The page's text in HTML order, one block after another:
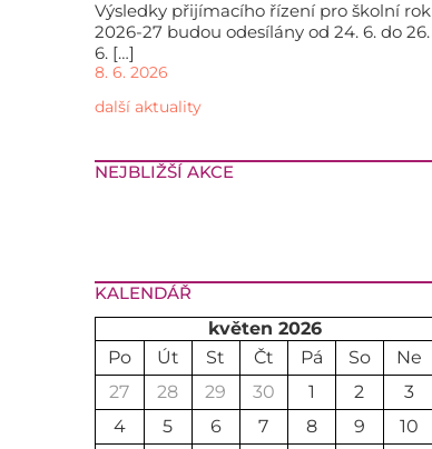
Výsledky přijímacího řízení pro školní rok
2026-27 budou odesílány od 24. 6. do 26.
6. […]
8. 6. 2026
další aktuality
NEJBLIŽŠÍ AKCE
KALENDÁŘ
květen 2026
Po
Út St Čt Pá So
Ne
27
28 29 30 1 2
3
4
5 6 7 8 9
10